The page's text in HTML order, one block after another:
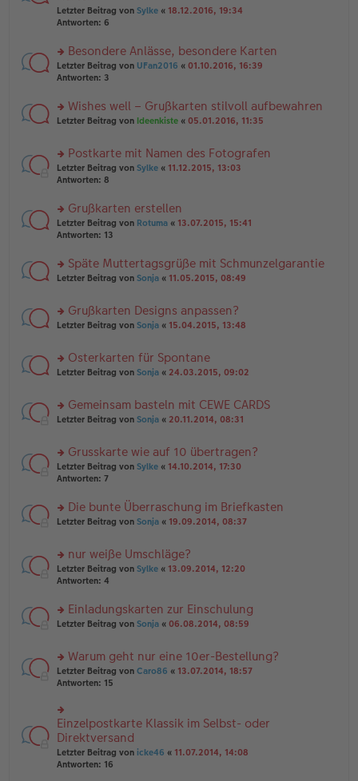
g
B
ei
a
g
el
es
er
B
ei
a
g
r
u
n
el
es
e
B
ei
a
g
Letzter Beitrag von Sylke « 18.12.2016, 19:34
Antworten: 6
rs
te
n
g
es
e
n
er
ei
tr
a
Besondere Anlässe, besondere Karten
Letzter Beitrag von UFan2016 « 01.10.2016, 16:39
Antworten: 3
rs
u
n
g
es
e
n
er
ei
tr
Wishes well – Grußkarten stilvoll aufbewahren
Letzter Beitrag von Ideenkiste « 05.01.2016, 11:35
rs
te
n
g
el
e
n
ei
tr
Postkarte mit Namen des Fotografen
Letzter Beitrag von Sylke « 11.12.2015, 13:03
Antworten: 8
rs
te
n
g
es
e
n
B
ei
tr
g
Grußkarten erstellen
Letzter Beitrag von Rotuma « 13.07.2015, 15:41
Antworten: 13
rs
u
n
es
e
B
ei
g
Späte Muttertagsgrüße mit Schmunzelgarantie
Letzter Beitrag von Sonja « 11.05.2015, 08:49
rs
u
n
es
e
B
ei
tr
g
Grußkarten Designs anpassen?
Letzter Beitrag von Sonja « 15.04.2015, 13:48
rs
u
n
es
e
n
B
ei
tr
g
Osterkarten für Spontane
Letzter Beitrag von Sonja « 24.03.2015, 09:02
rs
u
n
g
es
e
n
B
ei
tr
a
Gemeinsam basteln mit CEWE CARDS
Letzter Beitrag von Sonja « 20.11.2014, 08:31
rs
te
n
g
es
e
n
er
ei
tr
Grusskarte wie auf 10 übertragen?
Letzter Beitrag von Sylke « 14.10.2014, 17:30
Antworten: 7
rs
u
n
g
es
e
n
B
ei
tr
a
Die bunte Überraschung im Briefkasten
Letzter Beitrag von Sonja « 19.09.2014, 08:37
rs
te
n
g
es
e
n
er
ei
tr
a
g
nur weiße Umschläge?
Letzter Beitrag von Sylke « 13.09.2014, 12:20
Antworten: 4
rs
u
n
g
es
e
n
er
B
ei
Einladungskarten zur Einschulung
Letzter Beitrag von Sonja « 06.08.2014, 08:59
rs
te
u
n
g
el
es
e
Warum geht nur eine 10er-Bestellung?
Letzter Beitrag von Caro86 « 13.07.2014, 18:57
Antworten: 15
rs
te
r
u
n
Einzelpostkarte Klassik im Selbst- oder
Direktversand
Letzter Beitrag von icke46 « 11.07.2014, 14:08
Antworten: 16